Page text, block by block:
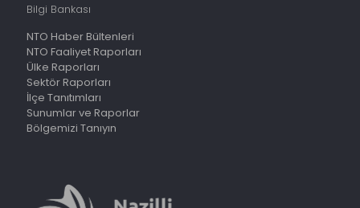
Bilgi Bankası
NTO Haber Bültenleri
NTO Faaliyet Raporları
Ülke Raporları
Sektör Raporları
İlçe Tanıtımları
Sunumlar ve Raporlar
Bölgemizi Tanıyın